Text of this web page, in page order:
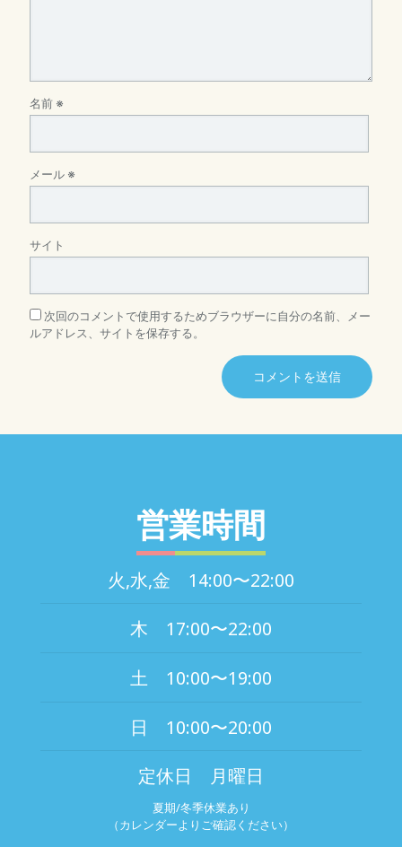
名前 ※
メール ※
サイト
次回のコメントで使用するためブラウザーに自分の名前、メー
ルアドレス、サイトを保存する。
営業時間
火,水,金 14:00〜22:00
木 17:00〜22:00
土 10:00〜19:00
日 10:00〜20:00
定休日 月曜日
夏期/冬季休業あり
（カレンダーよりご確認ください）